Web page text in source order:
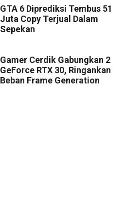
GTA 6 Diprediksi Tembus 51
Juta Copy Terjual Dalam
Sepekan
Gamer Cerdik Gabungkan 2
GeForce RTX 30, Ringankan
Beban Frame Generation